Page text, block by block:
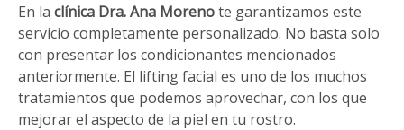
En la clínica Dra. Ana Morenote garantizamos este
servicio completamente personalizado. No basta solo
con presentar los condicionantes mencionados
anteriormente. El lifting facial es uno de los muchos
tratamientos que podemos aprovechar, con los que
mejorar el aspecto de la piel en tu rostro.